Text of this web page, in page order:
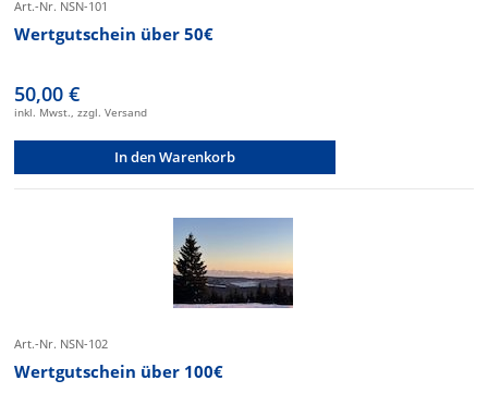
Art.-Nr. NSN-101
Wertgutschein über 50€
50,00 €
inkl. Mwst., zzgl. Versand
In den Warenkorb
Art.-Nr. NSN-102
Wertgutschein über 100€